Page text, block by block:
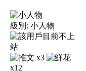
級別: 小人物
x3
x12